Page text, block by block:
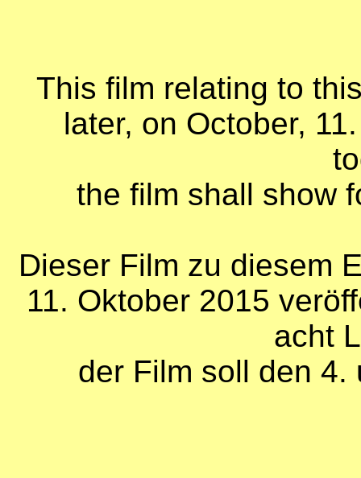
This film relating to
later, on October,
the film shall show
Dieser Film zu diesem
11. Oktober 2015
acht
der Film soll den